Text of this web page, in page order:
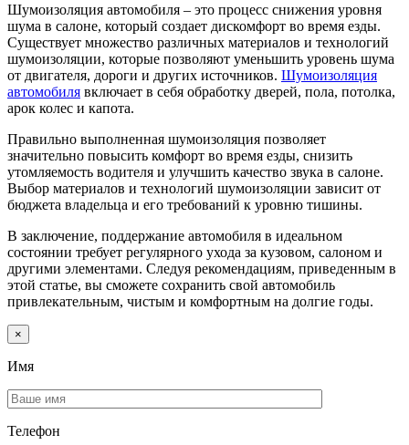
Шумоизоляция автомобиля – это процесс снижения уровня
шума в салоне, который создает дискомфорт во время езды.
Существует множество различных материалов и технологий
шумоизоляции, которые позволяют уменьшить уровень шума
от двигателя, дороги и других источников. Шумоизоляция
автомобиля включает в себя обработку дверей, пола, потолка,
арок колес и капота.
Правильно выполненная шумоизоляция позволяет
значительно повысить комфорт во время езды, снизить
утомляемость водителя и улучшить качество звука в салоне.
Выбор материалов и технологий шумоизоляции зависит от
бюджета владельца и его требований к уровню тишины.
В заключение, поддержание автомобиля в идеальном
состоянии требует регулярного ухода за кузовом, салоном и
другими элементами. Следуя рекомендациям, приведенным в
этой статье, вы сможете сохранить свой автомобиль
привлекательным, чистым и комфортным на долгие годы.
×
Имя
Телефон